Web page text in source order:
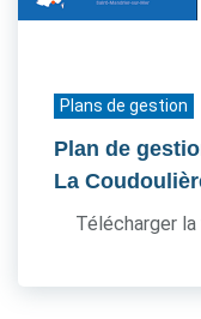
Plans de gestion
Plan de
La
Télécharger